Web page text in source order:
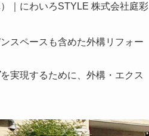
｜にわいろSTYLE 株式会社庭彩
スペースも含めた外構リフォー
を実現するために、外構・エクス